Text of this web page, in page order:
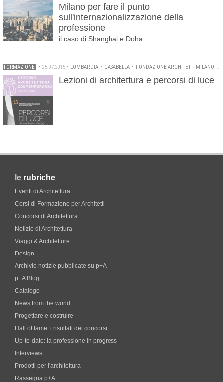
Milano per fare il punto
sull'internazionalizzazione della
professione
il caso di Shanghai e Doha
FORMAZIONE • 25.07.2015 • LOMBARDIA • CASABELLA • FONDAZIONE ARCHITETTI MILANO
Lezioni di architettura e percorsi di luce
le rubriche
Eventi di Architettura
Corsi di Formazione per Architetti
Concorsi di Architettura
Notizie di Architettura
Viaggi & Architetture
Design
Archivio notizie pubblicate su p+A
p+A Blog
Catalogo
News from the world
Progettare e costruire
Hall of fame. i risultati dei concorsi
Up-to-date: la professione in progress
Interviews
Prodotti per l'architettura
Rassegna p+A